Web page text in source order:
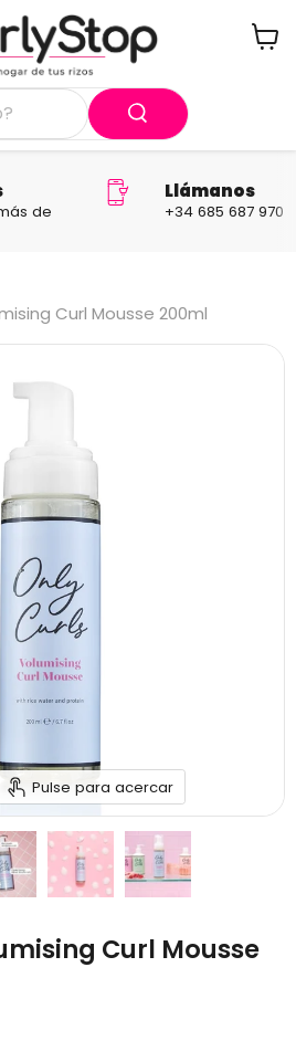
de
Llámanos
+34 685 687 970
Curl Mousse 200ml
Pulse para acercar
Curl Mousse